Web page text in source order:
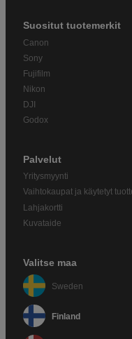
Suositut tuotemerkit
Canon
Sony
Fujifilm
Nikon
DJI
Godox
Palvelut
Yritysmyynti
Vaihtokaupat ja käytetyt
Lahjakortti
Kuvataide
Valitse maa
Sweden
Finland